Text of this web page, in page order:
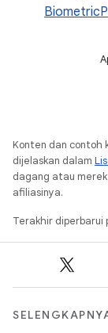
Konten dan contoh
dijelaskan dalam
dagang atau
afiliasinya.
Terakhir diperbarui